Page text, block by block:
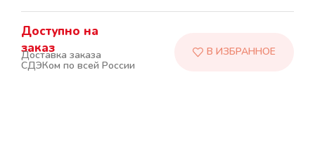
Доступно на
заказ
Доставка заказа
СДЭКом по всей России